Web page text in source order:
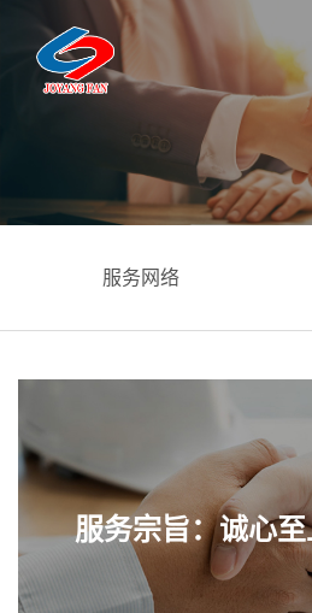
服务网络
服务宗旨：诚心